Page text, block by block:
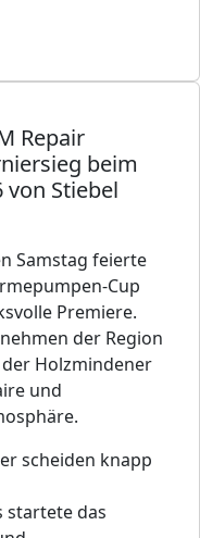
Repair
beim
von Stiebel
Samstag feierte
Cup
Premiere.
der Region
Holzmindener
und
scheiden knapp
startete das